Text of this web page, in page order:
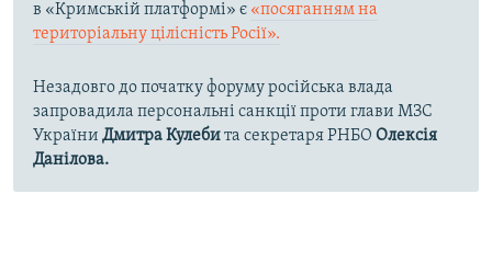
в «Кримській платформі» є «посяганням на
територіальну цілісність Росії».
Незадовго до початку форуму російська влада
запровадила персональні санкції проти глави МЗС
України Дмитра Кулебита секретаря РНБО Олексія
Данілова.